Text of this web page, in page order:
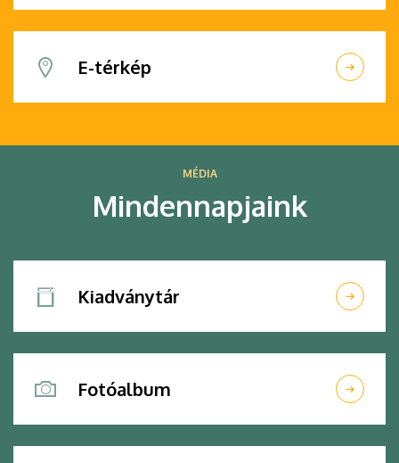
E-térkép
MÉDIA
Mindennapjaink
Kiadványtár
Fotóalbum